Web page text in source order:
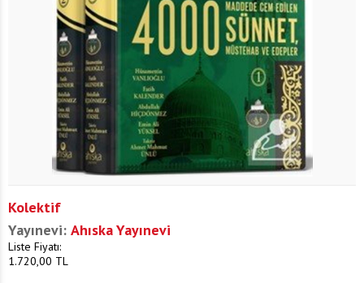
Kolektif
Yayınevi: Ahıska Yayınevi
Liste Fiyatı:
1.720,00 TL